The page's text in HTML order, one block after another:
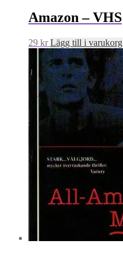
Amazon – VHS
29 kr Lägg till i varukorg